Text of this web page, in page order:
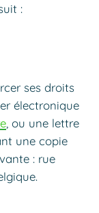
:
ses droits
électronique
, ou une lettre
une copie
: rue